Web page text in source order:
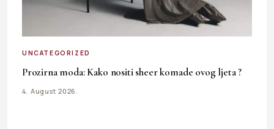
UNCATEGORIZED
Prozirna moda: Kako nositi sheer komade ovog ljeta ?
4. August 2026.